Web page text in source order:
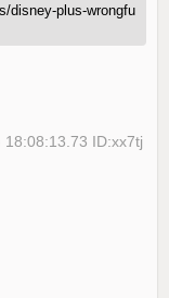
disney-plus-wrongfu
18:08:13.73 ID:xx7tj